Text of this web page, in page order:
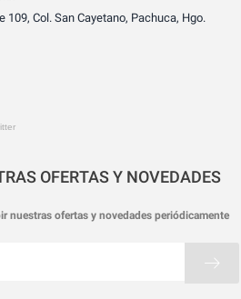
109, Col. San Cayetano, Pachuca, Hgo.
OFERTAS Y NOVEDADES
nuestras ofertas y novedades periódicamente